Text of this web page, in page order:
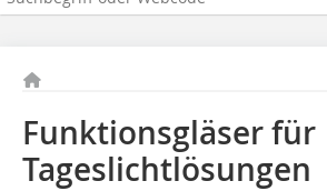
Funktionsgläser für
Tageslichtlösungen